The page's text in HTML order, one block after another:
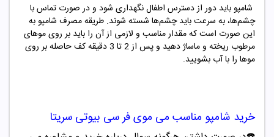
شامپو باید دور از دسترس اطفال نگهداری شود و در صورت تماس با
چشم‌ها، به سرعت باید چشم‌ها شسته شوند. طریقه مصرف شامپو به
این صورت است که مقدار مناسب و لازمی از آن را باید بر روی موهای
مرطوب ریخته و ماساژ دهید و پس از 2 تا 3 دقیقه کف حاصله بر روی
موها را با آب بشویید.
خرید شامپو مناسب می موی فر سی بیوتی سریتا